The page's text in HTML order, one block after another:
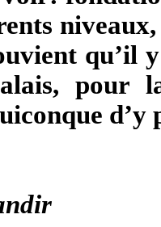
qu’il
pour
d’y